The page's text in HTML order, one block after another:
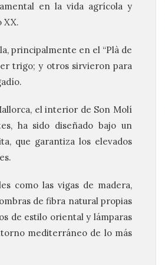
en la vida agrícola y
XX.
principalmente en el “Plà de
trigo; y otros sirvieron para
el interior de Son Molí
ha sido diseñado bajo un
que garantiza los elevados
como las vigas de madera,
de fibra natural propias
de estilo oriental y lámparas
mediterráneo de lo más